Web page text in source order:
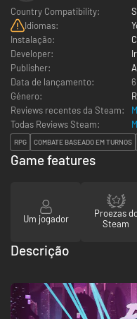
Country Compatibility:
Idiomas:
Instalação:
Developer:
Publisher:
Data de lançamento:
Género:
Reviews recentes da Steam:
Todas Reviews Steam:
RPG COMBATE BASEADO EM TURNOS
Game features
Um jogador
Proezas
Steam
Descrição